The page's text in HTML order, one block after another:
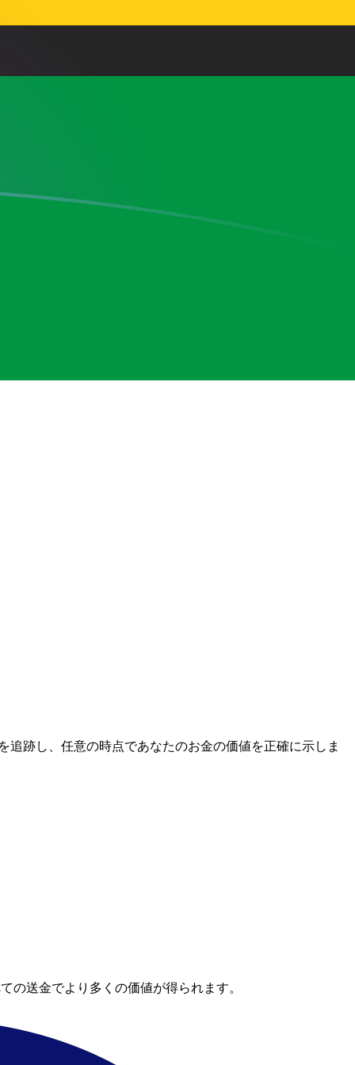
跡し、任意の時点であなたのお金の価値を正確に示しま
送金でより多くの価値が得られます。